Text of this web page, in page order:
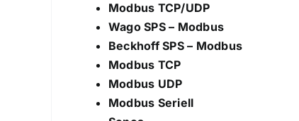
Modbus TCP/UDP
Wago SPS – Modbus
Beckhoff SPS – Modbus
Modbus TCP
Modbus UDP
Modbus Seriell